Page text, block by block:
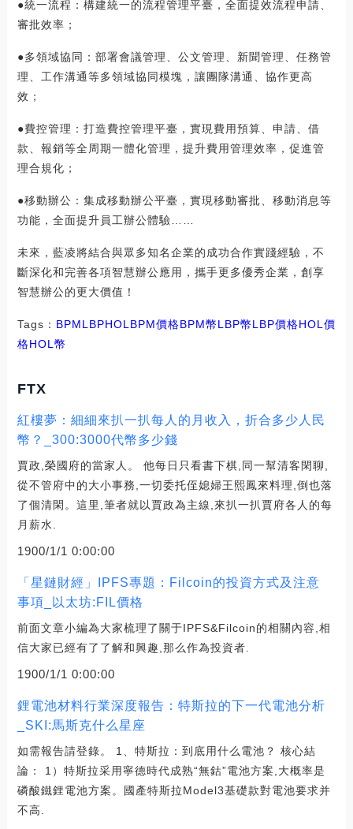
●統一流程：構建統一的流程管理平臺，全面提效流程申請、
審批效率；
●多領域協同：部署會議管理、公文管理、新聞管理、任務管
理、工作溝通等多領域協同模塊，讓團隊溝通、協作更高
效；
●費控管理：打造費控管理平臺，實現費用預算、申請、借
款、報銷等全周期一體化管理，提升費用管理效率，促進管
理合規化；
●移動辦公：集成移動辦公平臺，實現移動審批、移動消息等
功能，全面提升員工辦公體驗……
未來，藍凌將結合與眾多知名企業的成功合作實踐經驗，不
斷深化和完善各項智慧辦公應用，攜手更多優秀企業，創享
智慧辦公的更大價值！
Tags： BPMLBPHOLBPM價格BPM幣LBP幣LBP價格HOL價
格HOL幣
FTX
紅樓夢：細細來扒一扒每人的月收入，折合多少人民
幣？_300:3000代幣多少錢
賈政,榮國府的當家人。 他每日只看書下棋,同一幫清客閑聊,
從不管府中的大小事務,一切委托侄媳婦王熙鳳來料理,倒也落
了個清閑。這里,筆者就以賈政為主線,來扒一扒賈府各人的每
月薪水.
1900/1/1 0:00:00
「星鏈財經」IPFS專題：Filcoin的投資方式及注意
事項_以太坊:FIL價格
前面文章小編為大家梳理了關于IPFS&Filcoin的相關內容,相
信大家已經有了了解和興趣,那么作為投資者.
1900/1/1 0:00:00
鋰電池材料行業深度報告：特斯拉的下一代電池分析
_SKI:馬斯克什么星座
如需報告請登錄。 1、特斯拉：到底用什么電池？ 核心結
論： 1）特斯拉采用寧德時代成熟“無鈷”電池方案,大概率是
磷酸鐵鋰電池方案。國產特斯拉Model3基礎款對電池要求并
不高.